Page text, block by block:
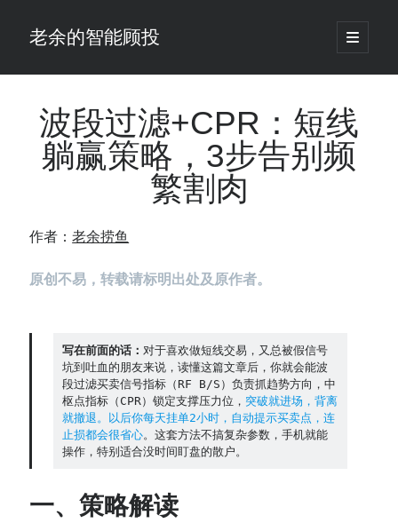
老余的智能顾投
open
primary
Sidebar
最新发表 ：
仓位大小背后的数学：为什么胜率40%的策略，能比胜率60%的更赚钱
大多数突破交易倒在“收缩阶段”，而这个EA等的是“扩张确认”（附完整源
为什么说每年6月底是罗素2000最干净的套利窗口？
老余看市：长鑫4万亿，A股却蒸发12.4万亿
怎么把TradingView上的裸指标拆成可回测的交易规则：成交量差值背离
涨了怕踏空、跌了怕深套？这个模型把NVDA两次恐慌底都抓住了（附
源代码）
Contact：
波段过滤+CPR：短线
躺赢策略，3步告别频
繁割肉
作者：老余捞鱼
原创不易，转载请标明出处及原作者。
写在前面的话： 对于喜欢做短线交易，又总被假信号
坑到吐血的朋友来说，读懂这篇文章后，你就会能波
段过滤买卖信号指标（RF B/S）负责抓趋势方向，中
枢点指标（CPR）锁定支撑压力位， 突破就进场，背离
就撤退。以后你每天挂单2小时，自动提示买卖点，连
止损都会很省心。这套方法不搞复杂参数，手机就能
操作，特别适合没时间盯盘的散户。
一、策略解读